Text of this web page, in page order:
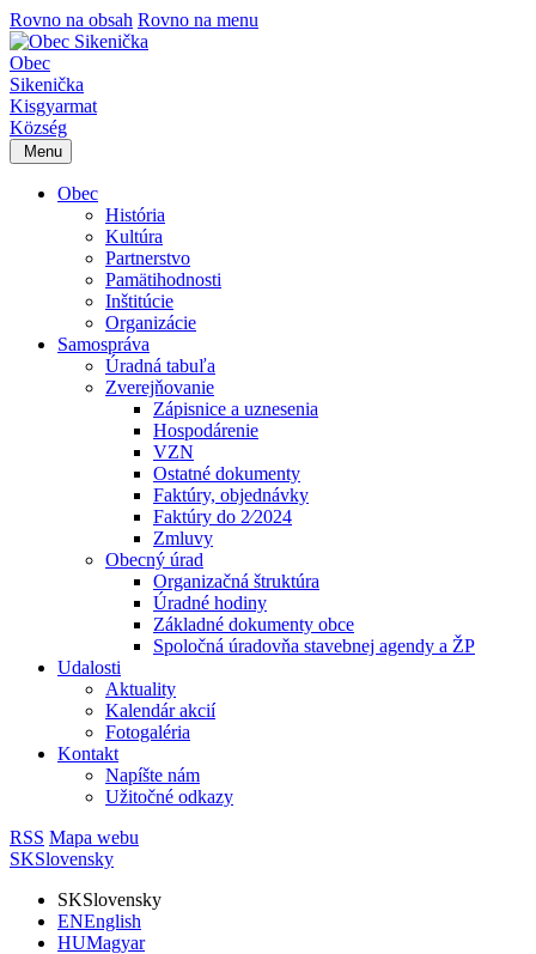
Rovno na obsah Rovno na menu
Obec
Sikenička
Kisgyarmat
Község
Menu
Obec
História
Kultúra
Partnerstvo
Pamätihodnosti
Inštitúcie
Organizácie
Samospráva
Úradná tabuľa
Zverejňovanie
Zápisnice a uznesenia
Hospodárenie
VZN
Ostatné dokumenty
Faktúry, objednávky
Faktúry do 2⁄2024
Zmluvy
Obecný úrad
Organizačná štruktúra
Úradné hodiny
Základné dokumenty obce
Spoločná úradovňa stavebnej agendy a ŽP
Udalosti
Aktuality
Kalendár akcií
Fotogaléria
Kontakt
Napíšte nám
Užitočné odkazy
RSS Mapa webu
SKSlovensky
SKSlovensky
ENEnglish
HUMagyar